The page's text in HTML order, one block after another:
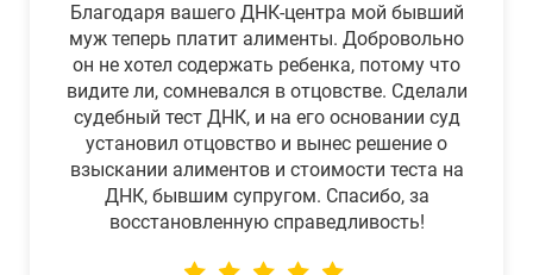
Благодаря вашего ДНК-центра мой бывший
муж теперь платит алименты. Добровольно
он не хотел содержать ребенка, потому что
видите ли, сомневался в отцовстве. Сделали
судебный тест ДНК, и на его основании суд
установил отцовство и вынес решение о
взыскании алиментов и стоимости теста на
ДНК, бывшим супругом. Спасибо, за
восстановленную справедливость!